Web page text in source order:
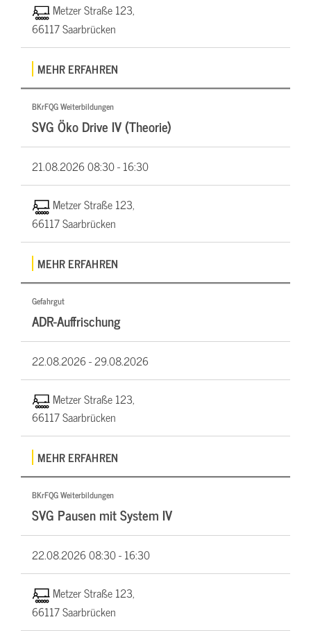
Metzer Straße 123,
66117 Saarbrücken
MEHR ERFAHREN
BKrFQG Weiterbildungen
SVG Öko Drive IV (Theorie)
21.08.202608:30 - 16:30
Metzer Straße 123,
66117 Saarbrücken
MEHR ERFAHREN
Gefahrgut
ADR-Auffrischung
22.08.2026 -29.08.2026
Metzer Straße 123,
66117 Saarbrücken
MEHR ERFAHREN
BKrFQG Weiterbildungen
SVG Pausen mit System IV
22.08.202608:30 - 16:30
Metzer Straße 123,
66117 Saarbrücken